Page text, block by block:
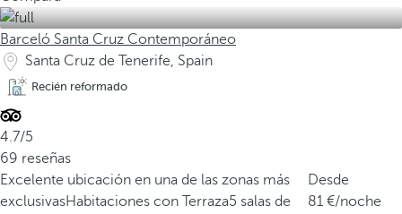
Barceló Santa Cruz Contemporáneo
Santa Cruz de Tenerife, Spain
Recién reformado
4.7/5
69 reseñas
Excelente ubicación en una de las zonas más
exclusivasHabitaciones con Terraza5 salas de
Desde
81
/noche